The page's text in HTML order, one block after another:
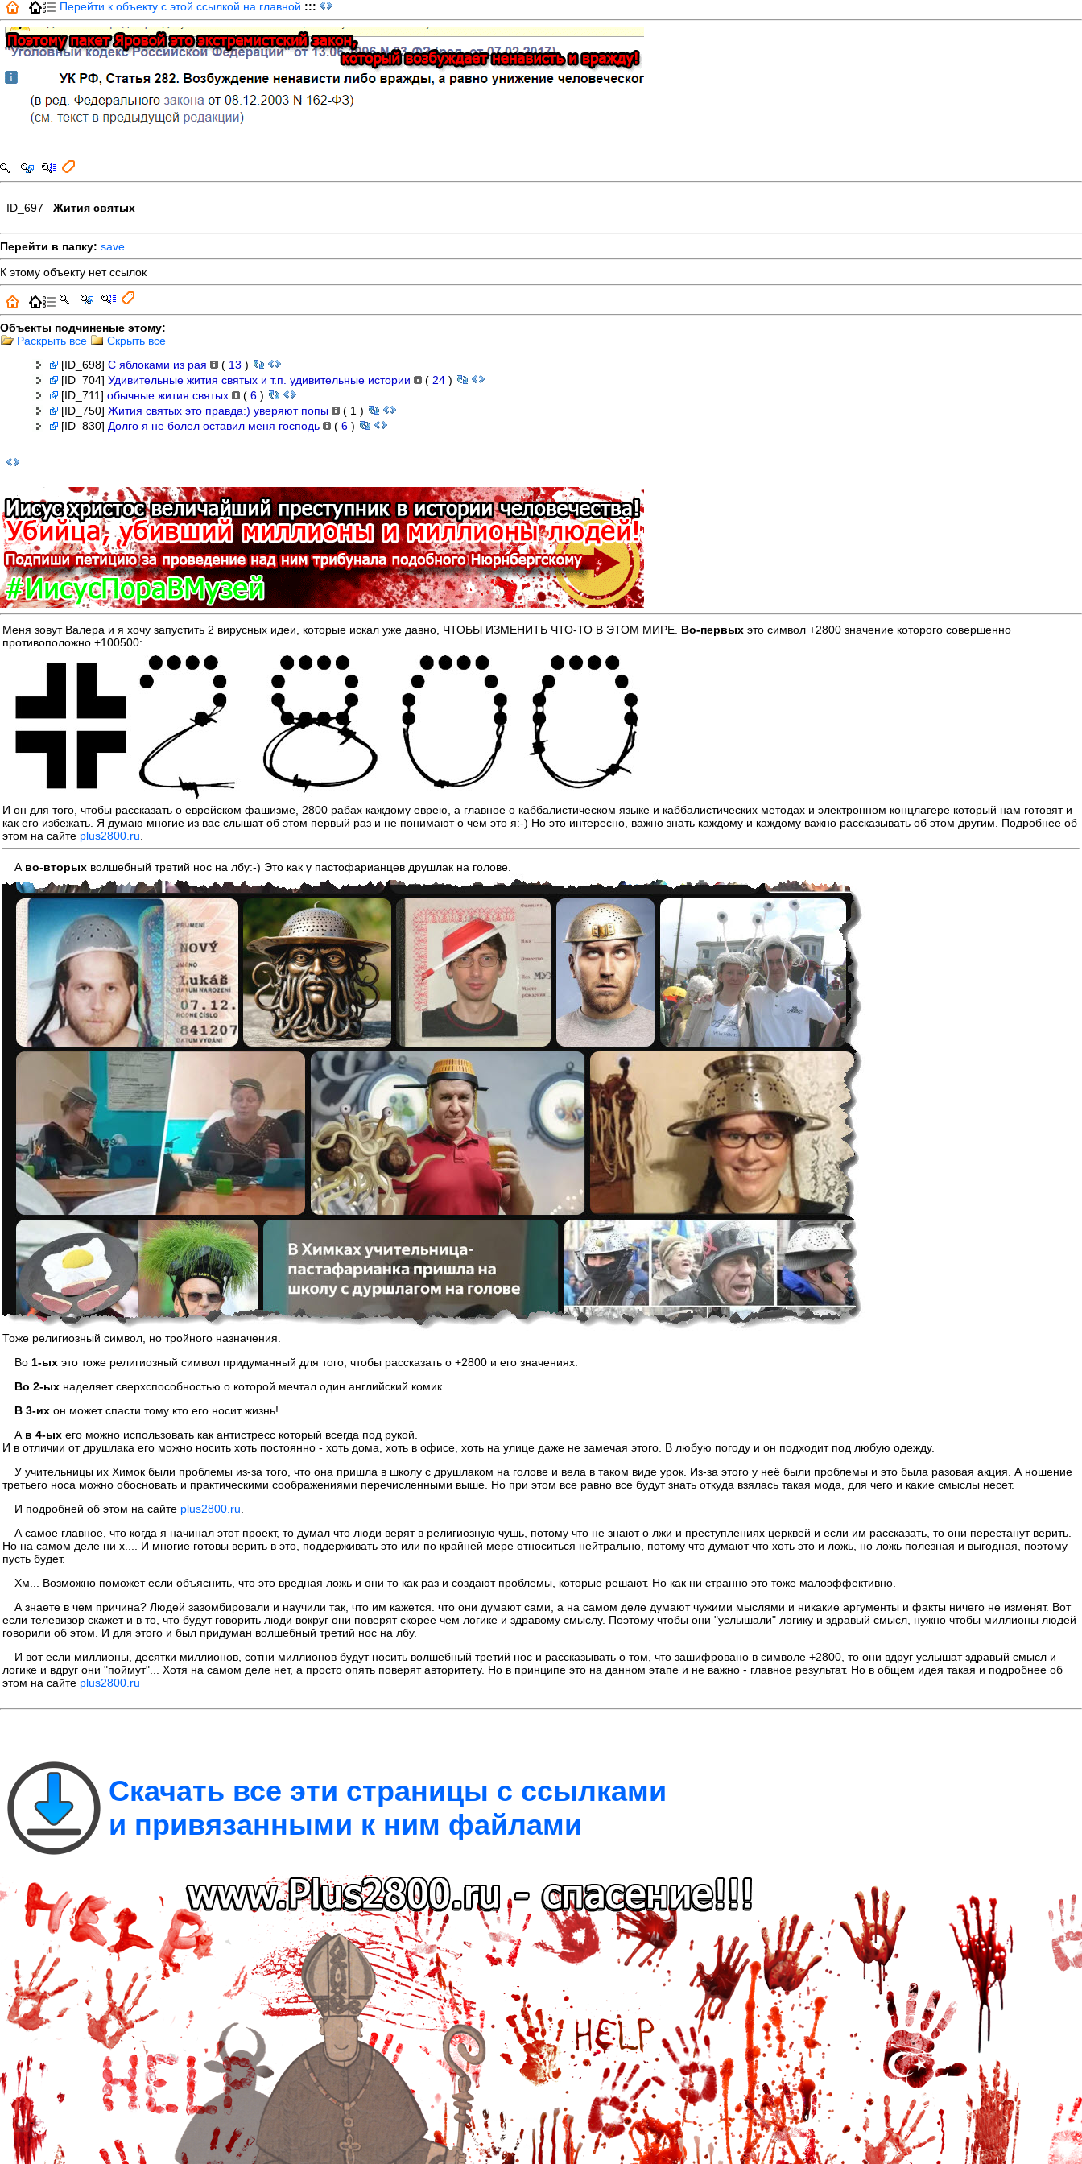
Перейти к объекту с этой ссылкой на главной :::
ID_697 Жития святых
Перейти в папку: save
К этому объекту нет ссылок
Объекты подчиненые этому:
Раскрыть все
Скрыть все
[ID_698] С яблоками из рая ( 13 )
[ID_704] Удивительные жития святых и т.п. удивительные истории ( 24 )
[ID_711] обычные жития святых ( 6 )
[ID_750] Жития святых это правда:) уверяют попы ( 1 )
[ID_830] Долго я не болел оставил меня господь ( 6 )
Меня зовут Валера и я хочу запустить 2 вирусных идеи, которые искал уже давно, ЧТОБЫ ИЗМЕНИТЬ ЧТО-ТО В ЭТОМ МИРЕ. Во-первых это символ +2800 значение которого совершенно
противоположно +100500:
И он для того, чтобы рассказать о еврейском фашизме, 2800 рабах каждому еврею, а главное о каббалистическом языке и каббалистических методах и электронном концлагере который нам готовят и
как его избежать. Я думаю многие из вас слышат об этом первый раз и не понимают о чем это я:-) Но это интересно, важно знать каждому и каждому важно рассказывать об этом другим. Подробнее об
этом на сайте plus2800.ru
А во-вторых волшебный третий нос на лбу:-) Это как у пастофарианцев друшлак на голове.
Тоже религиозный символ, но тройного назначения.
Во 1-ых это тоже религиозный символ придуманный для того, чтобы рассказать о +2800 и его значениях.
Во 2-ых наделяет сверхспособностью о которой мечтал один английский комик.
В 3-их он может спасти тому кто его носит жизнь!
А в 4-ых его можно использовать как антистресс который всегда под рукой.
И в отличии от друшлака его можно носить хоть постоянно - хоть дома, хоть в офисе, хоть на улице даже не замечая этого. В любую погоду и он подходит под любую одежду.
У учительницы их Химок были проблемы из-за того, что она пришла в школу с друшлаком на голове и вела в таком виде урок. Из-за этого у неё были проблемы и это была разовая акция. А ношение
третьего носа можно обосновать и практическими соображениями перечисленными выше. Но при этом все равно все будут знать откуда взялась такая мода, для чего и какие смыслы несет.
И подробней об этом на сайте plus2800.ru
А самое главное, что когда я начинал этот проект, то думал что люди верят в религиозную чушь, потому что не знают о лжи и преступлениях церквей и если им рассказать, то они перестанут верить.
Но на самом деле ни х.... И многие готовы верить в это, поддерживать это или по крайней мере относиться нейтрально, потому что думают что хоть это и ложь, но ложь полезная и выгодная, поэтому
пусть будет.
Хм... Возможно поможет если объяснить, что это вредная ложь и они то как раз и создают проблемы, которые решают. Но как ни странно это тоже малоэффективно.
А знаете в чем причина? Людей зазомбировали и научили так, что им кажется. что они думают сами, а на самом деле думают чужими мыслями и никакие аргументы и факты ничего не изменят. Вот
если телевизор скажет и в то, что будут говорить люди вокруг они поверят скорее чем логике и здравому смыслу. Поэтому чтобы они "услышали" логику и здравый смысл, нужно чтобы миллионы людей
говорили об этом. И для этого и был придуман волшебный третий нос на лбу.
И вот если миллионы, десятки миллионов, сотни миллионов будут носить волшебный третий нос и рассказывать о том, что зашифровано в символе +2800, то они вдруг услышат здравый смысл и
логике и вдруг они "поймут"... Хотя на самом деле нет, а просто опять поверят авторитету. Но в принципе это на данном этапе и не важно - главное результат. Но в общем идея такая и подробнее об
этом на сайте plus2800.ru
Скачать все эти страницы с ссылками
и привязанными к ним файлами